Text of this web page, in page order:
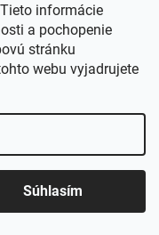
informácie
a pochopenie
stránku
webu vyjadrujete
Súhlasím
žlté